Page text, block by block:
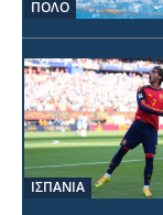
ΠΟΛΟ
ΙΣΠΑΝΙΑ